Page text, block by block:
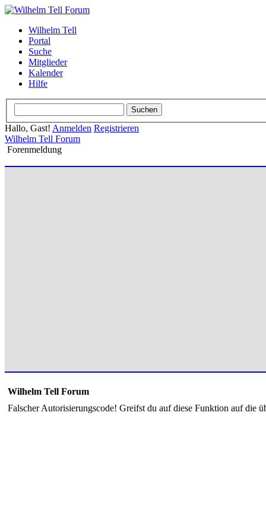
Wilhelm Tell
Portal
Suche
Mitglieder
Kalender
Hilfe
Hallo, Gast! Anmelden Registrieren
Wilhelm Tell Forum
Forenmeldung
Wilhelm Tell Forum
Falscher Autorisierungscode! Greifst du auf diese Funktion auf die